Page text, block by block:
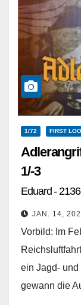
1/72 FIRST
1/-3
Eduard -
JAN. 14,
Vorbild: Im
ein Jagd-
gewann die